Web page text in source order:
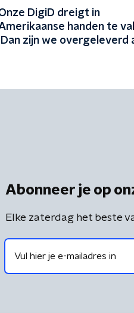
DigiD dreigt in
handen te
zijn we overgeleverd
Abonneer je op
Elke zaterdag het beste